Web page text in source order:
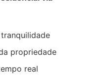
propriedade
real